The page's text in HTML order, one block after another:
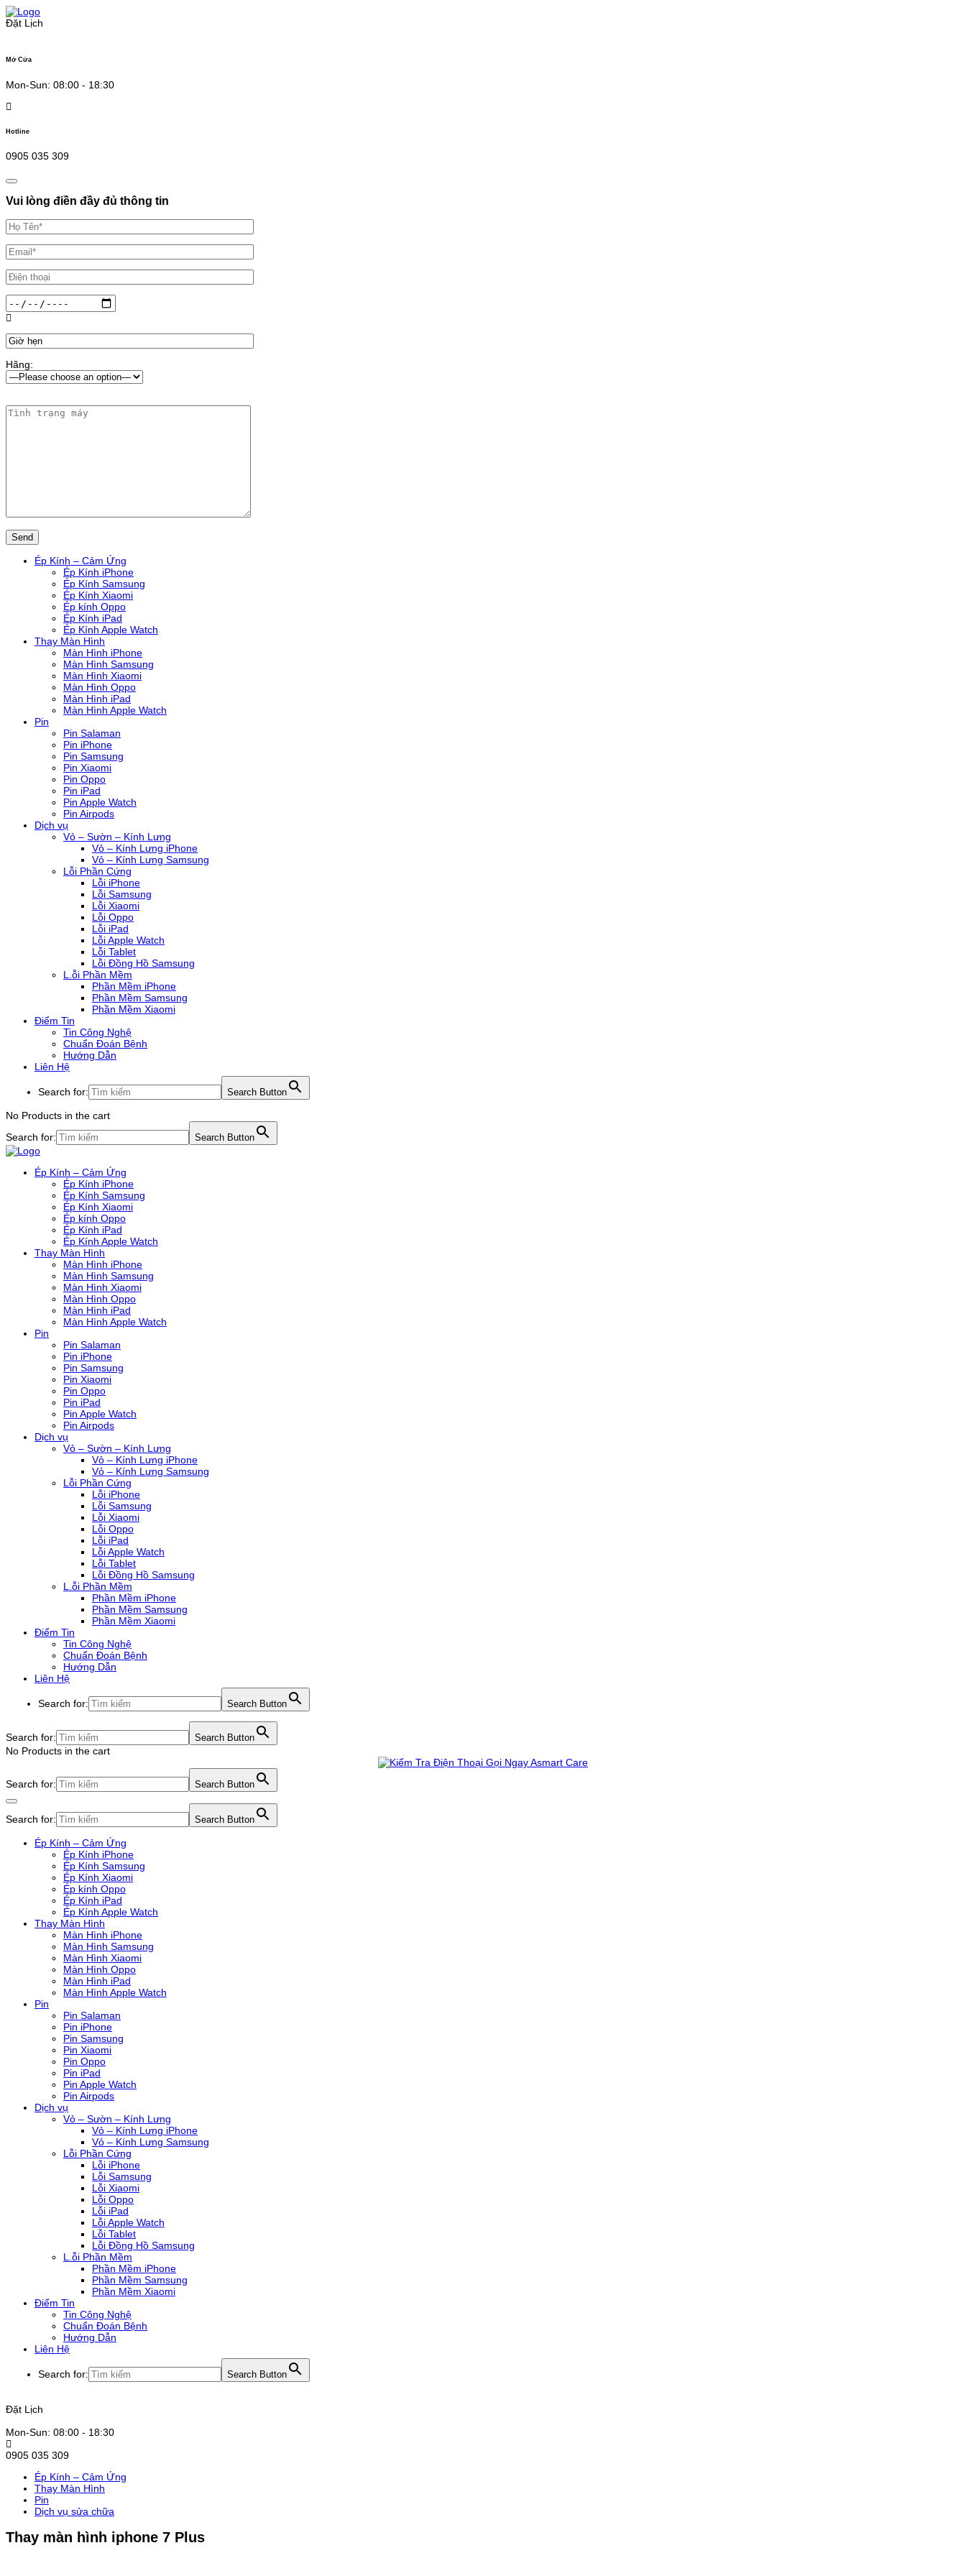
Skip
to
Đặt Lịch
Mở Cửa
Mon-Sun: 08:00 - 18:30
Hotline
0905 035 309
Vui lòng điền đầy đủ thông tin
Hãng:
Ép Kính – Cảm Ứng
Ép Kính iPhone
Ép Kính Samsung
Ép Kính Xiaomi
Ép kính Oppo
Ép Kính iPad
Ép Kính Apple Watch
Thay Màn Hình
Màn Hình iPhone
Màn Hình Samsung
Màn Hình Xiaomi
Màn Hình Oppo
Màn Hình iPad
Màn Hình Apple Watch
Pin
Pin Salaman
Pin iPhone
Pin Samsung
Pin Xiaomi
Pin Oppo
Pin iPad
Pin Apple Watch
Pin Airpods
Dịch vụ
Vỏ – Sườn – Kính Lưng
Vỏ – Kính Lưng iPhone
Vỏ – Kính Lưng Samsung
Lỗi Phần Cứng
Lỗi iPhone
Lỗi Samsung
Lỗi Xiaomi
Lỗi Oppo
Lỗi iPad
Lỗi Apple Watch
Lỗi Tablet
Lỗi Đồng Hồ Samsung
L.ỗi Phần Mềm
Phần Mềm iPhone
Phần Mềm Samsung
Phần Mềm Xiaomi
Điểm Tin
Tin Công Nghệ
Chuẩn Đoán Bệnh
Hướng Dẫn
Liên Hệ
Search for: Search Button
No Products in the cart
Search for:
Search Button
Ép Kính – Cảm Ứng
Ép Kính iPhone
Ép Kính Samsung
Ép Kính Xiaomi
Ép kính Oppo
Ép Kính iPad
Ép Kính Apple Watch
Thay Màn Hình
Màn Hình iPhone
Màn Hình Samsung
Màn Hình Xiaomi
Màn Hình Oppo
Màn Hình iPad
Màn Hình Apple Watch
Pin
Pin Salaman
Pin iPhone
Pin Samsung
Pin Xiaomi
Pin Oppo
Pin iPad
Pin Apple Watch
Pin Airpods
Dịch vụ
Vỏ – Sườn – Kính Lưng
Vỏ – Kính Lưng iPhone
Vỏ – Kính Lưng Samsung
Lỗi Phần Cứng
Lỗi iPhone
Lỗi Samsung
Lỗi Xiaomi
Lỗi Oppo
Lỗi iPad
Lỗi Apple Watch
Lỗi Tablet
Lỗi Đồng Hồ Samsung
L.ỗi Phần Mềm
Phần Mềm iPhone
Phần Mềm Samsung
Phần Mềm Xiaomi
Điểm Tin
Tin Công Nghệ
Chuẩn Đoán Bệnh
Hướng Dẫn
Liên Hệ
Search for: Search Button
Search for: Search Button
No Products in the cart
Search for: Search Button
Search for: Search Button
Ép Kính – Cảm Ứng
Ép Kính iPhone
Ép Kính Samsung
Ép Kính Xiaomi
Ép kính Oppo
Ép Kính iPad
Ép Kính Apple Watch
Thay Màn Hình
Màn Hình iPhone
Màn Hình Samsung
Màn Hình Xiaomi
Màn Hình Oppo
Màn Hình iPad
Màn Hình Apple Watch
Pin
Pin Salaman
Pin iPhone
Pin Samsung
Pin Xiaomi
Pin Oppo
Pin iPad
Pin Apple Watch
Pin Airpods
Dịch vụ
Vỏ – Sườn – Kính Lưng
Vỏ – Kính Lưng iPhone
Vỏ – Kính Lưng Samsung
Lỗi Phần Cứng
Lỗi iPhone
Lỗi Samsung
Lỗi Xiaomi
Lỗi Oppo
Lỗi iPad
Lỗi Apple Watch
Lỗi Tablet
Lỗi Đồng Hồ Samsung
L.ỗi Phần Mềm
Phần Mềm iPhone
Phần Mềm Samsung
Phần Mềm Xiaomi
Điểm Tin
Tin Công Nghệ
Chuẩn Đoán Bệnh
Hướng Dẫn
Liên Hệ
Search for: Search Button
Đặt Lịch
Mon-Sun: 08:00 - 18:30
0905 035 309
Ép Kính – Cảm Ứng
Thay Màn Hình
Pin
Dịch vụ sửa chữa
Thay màn hình iphone 7 Plus